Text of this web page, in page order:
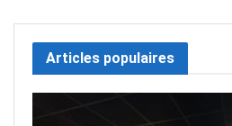
Articles populaires